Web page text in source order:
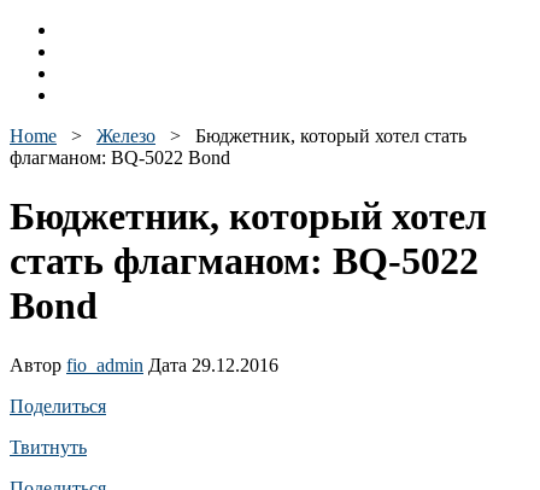
Home > Железо > Бюджетник, который хотел стать
флагманом: BQ-5022 Bond
Бюджетник, который хотел
стать флагманом: BQ-5022
Bond
Автор fio_admin Дата 29.12.2016
Поделиться
Твитнуть